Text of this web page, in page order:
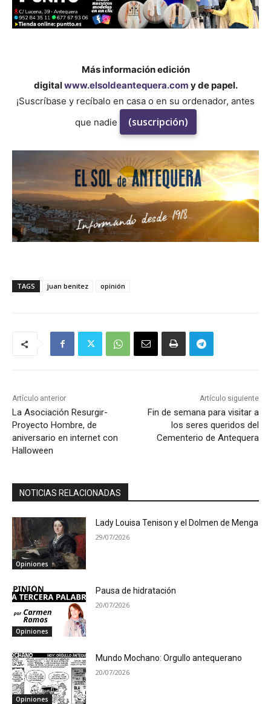
Más información edición
digitalwww.elsoldeantequera.com y de papel.
¡Suscríbase y recíbalo en casa o en su ordenador, antes
que nadie
(suscripción)
TAGS juan benitez opinión
Artículo anterior
La Asociación Resurgir-
Proyecto Hombre, de
aniversario en internet con
Halloween
Artículo siguiente
Fin de semana para visitar a
los seres queridos del
Cementerio de Antequera
NOTICIAS RELACIONADAS
Opiniones
Lady Louisa Tenison y el Dolmen de Menga
29/07/2026
Opiniones
Pausa de hidratación
20/07/2026
Opiniones
Mundo Mochano: Orgullo antequerano
20/07/2026